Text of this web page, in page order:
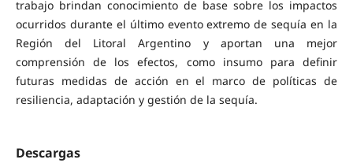
trabajo brindan conocimiento de base sobre los impactos
ocurridos durante el último evento extremo de sequía en la
Región del Litoral Argentino y aportan una mejor
comprensión de los efectos, como insumo para definir
futuras medidas de acción en el marco de políticas de
resiliencia, adaptación y gestión de la sequía.
Descargas